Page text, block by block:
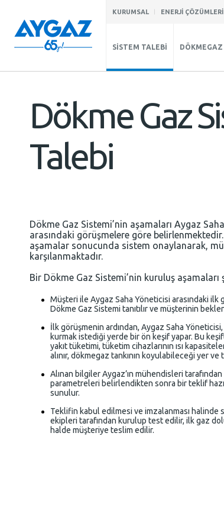
KURUMSAL ENERJİ ÇÖZÜMLERİ
SİSTEM TALEBİ DÖKMEGAZ
Dökme Gaz
Talebi
Dökme Gaz Sistemi’nin aşamaları Aygaz
arasındaki görüşmelere göre
aşamalar sonucunda sistem onaylanarak,
karşılanmaktadır.
Bir Dökme Gaz Sistemi’nin kuruluş aşamaları
Müşteri ile Aygaz Saha Yöneticisi arasındaki ilk
Dökme Gaz Sistemi tanıtılır ve müşterinin
İlk görüşmenin ardından, Aygaz Saha
kurmak istediği yerde bir ön keşif yapar. Bu
yakıt tüketimi, tüketim cihazlarının ısı
alınır, dökmegaz tankının koyulabileceği yer ve
Alınan bilgiler Aygaz’ın mühendisleri
parametreleri belirlendikten sonra bir teklif
sunulur.
Teklifin kabul edilmesi ve imzalanması halinde
ekipleri tarafından kurulup test edilir, ilk gaz
halde müşteriye teslim edilir.